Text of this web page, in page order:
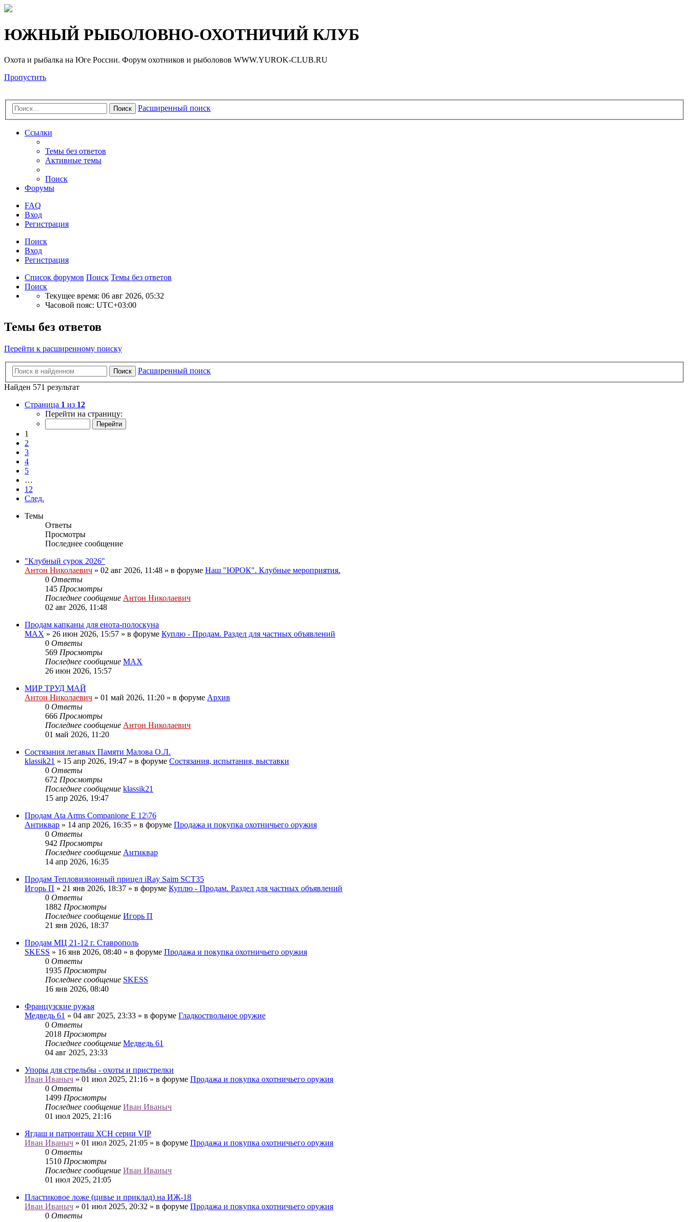
Регистрация
ЮЖНЫЙ РЫБОЛОВНО-ОХОТНИЧИЙ КЛУБ
Охота и рыбалка на Юге России. Форум охотников и рыболовов WWW.YUROK-CLUB.RU
Пропустить
Поиск Расширенный поиск
Ссылки
Темы без ответов
Активные темы
Поиск
Форумы
FAQ
Вход
Регистрация
Поиск
Вход
Регистрация
Список форумов Поиск Темы без ответов
Поиск
Текущее время: 06 авг 2026, 05:32
Часовой пояс: UTC+03:00
Темы без ответов
Перейти к расширенному поиску
Поиск
Расширенный поиск
Найден 571 результат
Страница 1 из 12
Перейти на страницу:
1
2
3
4
5
…
12
След.
Темы
Ответы
Просмотры
Последнее сообщение
"Клубный сурок 2026"
Антон Николаевич » 02 авг 2026, 11:48 » в форуме Наш "ЮРОК". Клубные мероприятия.
0 Ответы
145 Просмотры
Последнее сообщение Антон Николаевич
02 авг 2026, 11:48
Продам капканы для енота-полоскуна
MAX » 26 июн 2026, 15:57 » в форуме Куплю - Продам. Раздел для частных объявлений
0 Ответы
569 Просмотры
Последнее сообщение MAX
26 июн 2026, 15:57
МИР ТРУД МАЙ
Антон Николаевич » 01 май 2026, 11:20 » в форуме Архив
0 Ответы
666 Просмотры
Последнее сообщение Антон Николаевич
01 май 2026, 11:20
Состязания легавых Памяти Малова О.Л.
klassik21 » 15 апр 2026, 19:47 » в форуме Состязания, испытания, выставки
0 Ответы
672 Просмотры
Последнее сообщение klassik21
15 апр 2026, 19:47
Продам Ata Arms Companionе Е 12\76
Антиквар » 14 апр 2026, 16:35 » в форуме Продажа и покупка охотничьего оружия
0 Ответы
942 Просмотры
Последнее сообщение Антиквар
14 апр 2026, 16:35
Продам Тепловизионный прицел iRay Saim SCT35
Игорь П » 21 янв 2026, 18:37 » в форуме Куплю - Продам. Раздел для частных объявлений
0 Ответы
1882 Просмотры
Последнее сообщение Игорь П
21 янв 2026, 18:37
Продам МЦ 21-12 г. Ставрополь
SKESS » 16 янв 2026, 08:40 » в форуме Продажа и покупка охотничьего оружия
0 Ответы
1935 Просмотры
Последнее сообщение SKESS
16 янв 2026, 08:40
Французские ружья
Медведь 61 » 04 авг 2025, 23:33 » в форуме Гладкоствольное оружие
0 Ответы
2018 Просмотры
Последнее сообщение Медведь 61
04 авг 2025, 23:33
Упоры для стрельбы - охоты и пристрелки
Иван Иваныч » 01 июл 2025, 21:16 » в форуме Продажа и покупка охотничьего оружия
0 Ответы
1499 Просмотры
Последнее сообщение Иван Иваныч
01 июл 2025, 21:16
Ягдаш и патронташ ХСН серии VIP
Иван Иваныч » 01 июл 2025, 21:05 » в форуме Продажа и покупка охотничьего оружия
0 Ответы
1510 Просмотры
Последнее сообщение Иван Иваныч
01 июл 2025, 21:05
Пластиковое ложе (цивье и приклад) на ИЖ-18
Иван Иваныч » 01 июл 2025, 20:32 » в форуме Продажа и покупка охотничьего оружия
0 Ответы